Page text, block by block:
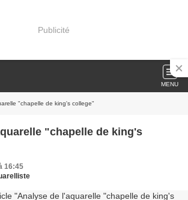
Publicité
MENU
"chapelle de king's college"
"chapelle de king's
16:45